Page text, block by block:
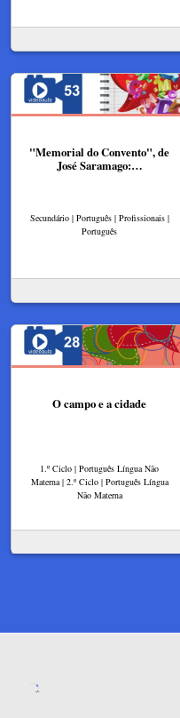
"Memorial do Convento", de
José Saramago:…
Secundário | Português | Profissionais |
Português
O campo e a cidade
1.º Ciclo | Português Língua Não
Materna | 2.º Ciclo | Português Língua
Não Materna